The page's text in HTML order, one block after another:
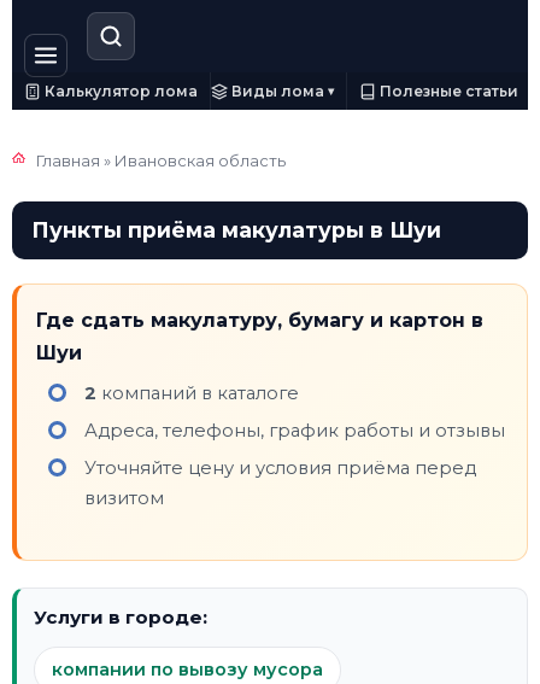
Калькулятор лома Виды лома ▾ Полезные статьи
Главная » Ивановская область
Пункты приёма макулатуры в Шуи
Где сдать макулатуру, бумагу и картон в
Шуи
2 компаний в каталоге
Адреса, телефоны, график работы и отзывы
Уточняйте цену и условия приёма перед
визитом
Услуги в городе:
компании по вывозу мусора